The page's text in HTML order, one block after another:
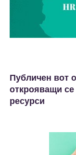
Публичен вот
открояващи
ресурси